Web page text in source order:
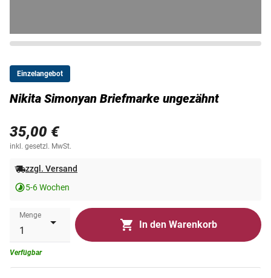
Einzelangebot
Nikita Simonyan Briefmarke ungezähnt
35,00 €
inkl. gesetzl. MwSt.
zzgl. Versand
5-6 Wochen
Menge
In den Warenkorb
Verfügbar